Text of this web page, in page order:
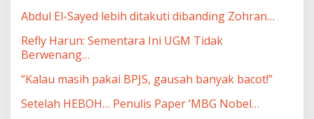
Abdul El-Sayed lebih ditakuti dibanding Zohran…
Refly Harun: Sementara Ini UGM Tidak
Berwenang…
“Kalau masih pakai BPJS, gausah banyak bacot!”
Setelah HEBOH… Penulis Paper ‘MBG Nobel…